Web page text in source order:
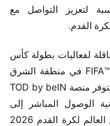
لتعزيز التواصل مع
القدم.
لفعاليات بطولة كأس
العالم لكرة القدم 2026 ™FIFA في منطقة الشرق
الأوسط وشمال أفريقيا، ستوفر منصة TOD by beIN
الوصول المباشر إلى
جميع مباريات بطولة كأس العالم لكرة القدم 2026